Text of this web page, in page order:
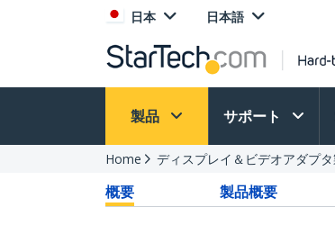
日本 日本語
製品 サポート
Home ディスプレイ＆ビデオアダプ
概要 製品概要